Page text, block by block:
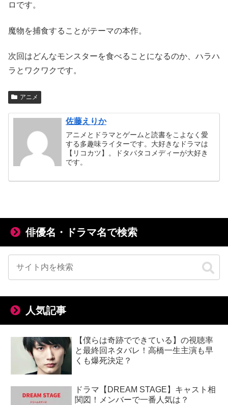
ロです。
魔物を捕食することがテーマの本作。
次回はどんなモンスターを食べることになるのか、ハラハ
ラとワクワクです。
アニメ
佐藤えりか
アニメとドラマとゲームと読書をこよなく愛
する多趣味ライターです。大好きなドラマは
【リコカツ】。ドタバタコメディーが大好き
です。
俳優名・ドラマ名で検索
人気記事
【僕らは奇跡でできている】の視聴率
と最終回ネタバレ！高橋一生主演も早
くも爆死決定？
ドラマ【DREAM STAGE】キャスト相
関図！メンバーで一番人気は？